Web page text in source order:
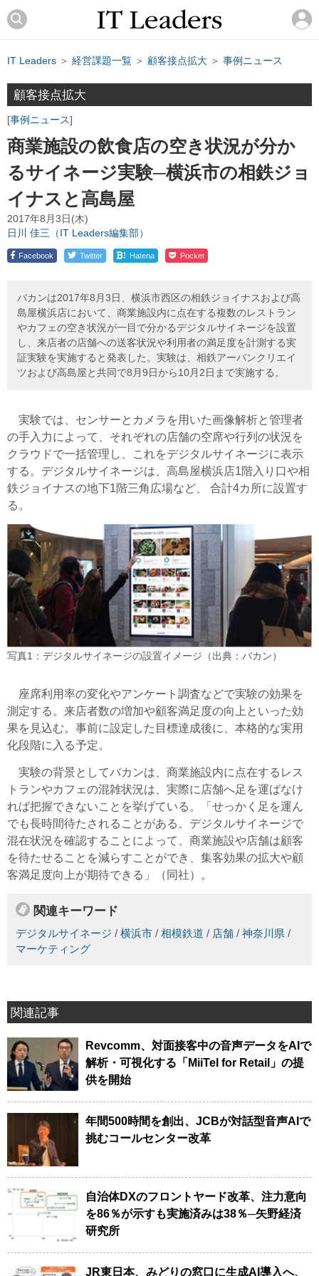
IT Leaders ＞ 経営課題一覧 ＞ 顧客接点拡大 ＞ 事例ニュース
顧客接点拡大
事例ニュース
商業施設の飲食店の空き状況が分か
るサイネージ実験─横浜市の相鉄ジョ
イナスと高島屋
2017年8月3日(木)
日川 佳三（IT Leaders編集部）
Facebook Twitter ! Hatena Pocket
バカンは2017年8月3日、横浜市西区の相鉄ジョイナスおよび高
島屋横浜店において、商業施設内に点在する複数のレストラン
やカフェの空き状況が一目で分かるデジタルサイネージを設置
し、来店者の店舗への送客状況や利用者の満足度を計測する実
証実験を実施すると発表した。実験は、相鉄アーバンクリエイ
ツおよび高島屋と共同で8月9日から10月2日まで実施する。
実験では、センサーとカメラを用いた画像解析と管理者
の手入力によって、それぞれの店舗の空席や行列の状況を
クラウドで一括管理し、これをデジタルサイネージに表示
する。デジタルサイネージは、高島屋横浜店1階入り口や相
鉄ジョイナスの地下1階三角広場など、 合計4カ所に設置す
る。
写真1：デジタルサイネージの設置イメージ（出典：バカン）
座席利用率の変化やアンケート調査などで実験の効果を
測定する。来店者数の増加や顧客満足度の向上といった効
果を見込む。事前に設定した目標達成後に、本格的な実用
化段階に入る予定。
実験の背景としてバカンは、商業施設内に点在するレス
トランやカフェの混雑状況は、実際に店舗へ足を運ばなけ
れば把握できないことを挙げている。「せっかく足を運ん
でも長時間待たされることがある。デジタルサイネージで
混在状況を確認することによって、商業施設や店舗は顧客
を待たせることを減らすことができ、集客効果の拡大や顧
客満足度向上が期待できる」（同社）。
関連キーワード
デジタルサイネージ / 横浜市 / 相模鉄道 / 店舗 / 神奈川県 /
マーケティング
関連記事
Revcomm、対面接客中の音声データをAIで
解析・可視化する「MiiTel for Retail」の提
供を開始
年間500時間を創出、JCBが対話型音声AIで
挑むコールセンター改革
自治体DXのフロントヤード改革、注力意向
を86％が示すも実施済みは38％─矢野経済
研究所
JR東日本、みどりの窓口に生成AI導入へ、